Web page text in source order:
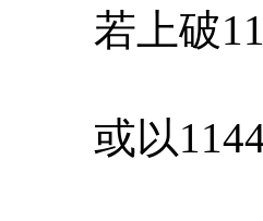
若上破
或以1144-